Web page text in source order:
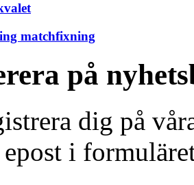
matchfixning
på
dig på
i